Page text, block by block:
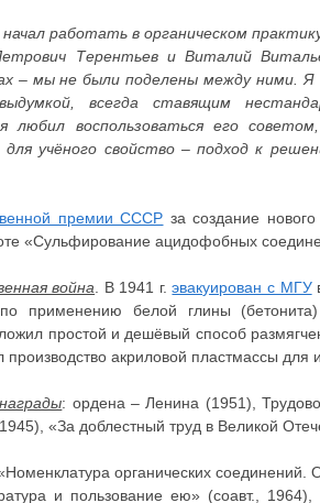
начал работать в органическом
Терентьев и Виталий
– мы не были поделены между ними.
всегда ставящим
любил воспользоваться его
для учёного свойство – подход к
премии СССР за создание
«Сульфирование ацидофобных
война . В 1941 г.эвакуирован с МГУ
применению белой глины
простой и дешёвый способ
производство акриловой пластмассы для
: ордена – Ленина (1951),
«За доблестный труд в Великой
органических соединений.
и пользование ею» (соавт.,